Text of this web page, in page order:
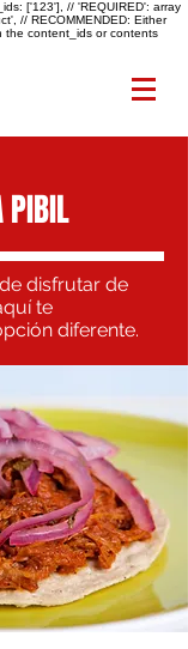
['123'], // 'REQUIRED': array
// RECOMMENDED: Either
the content_ids or contents
PIBIL
disfrutar de
te
diferente.